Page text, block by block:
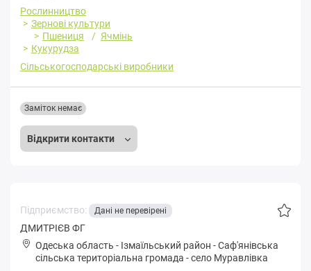
Рослинництво
Зернові культури
Пшениця
Ячмінь
Кукурудза
Сільськогосподарські виробники
Відкрити контакти
Заміток немає
Підприємство: Дані не перевірені
ДМИТРІЄВ ФГ
Одеська область - Ізмаїльський район -Сaф'янівськa
сільська територіальна громада -село Муравлівка